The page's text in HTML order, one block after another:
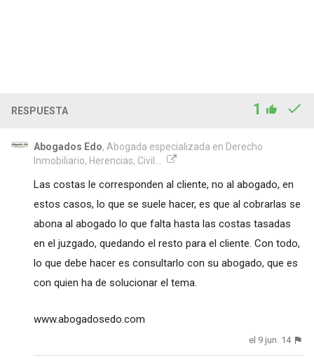
RESPUESTA 1
Abogados Edo, Abogada especializada en Derecho
Inmobiliario, Herencias, Civil...
Las costas le corresponden al cliente, no al abogado, en
estos casos, lo que se suele hacer, es que al cobrarlas se
abona al abogado lo que falta hasta las costas tasadas
en el juzgado, quedando el resto para el cliente. Con todo,
lo que debe hacer es consultarlo con su abogado, que es
con quien ha de solucionar el tema.
www.abogadosedo.com
el 9 jun. 14